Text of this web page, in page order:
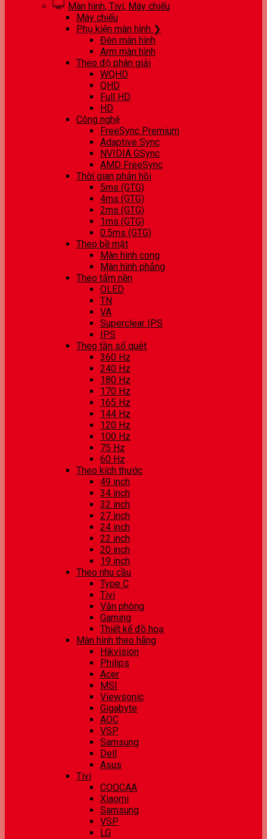
Màn hình, Tivi, Máy chiếu
Máy chiếu
Phụ kiện màn hình ❯
Đèn màn hình
Arm màn hình
Theo độ phân giải
WQHD
QHD
Full HD
HD
Công nghệ
FreeSync Premium
Adaptive Sync
NVIDIA GSync
AMD FreeSync
Thời gian phản hồi
5ms (GTG)
4ms (GTG)
2ms (GTG)
1ms (GTG)
0.5ms (GTG)
Theo bề mặt
Màn hình cong
Màn hình phẳng
Theo tấm nền
OLED
TN
VA
Superclear IPS
IPS
Theo tần số quét
360 Hz
240 Hz
180 Hz
170 Hz
165 Hz
144 Hz
120 Hz
100 Hz
75 Hz
60 Hz
Theo kích thước
49 inch
34 inch
32 inch
27 inch
24 inch
22 inch
20 inch
19 inch
Theo nhu cầu
Type C
Tivi
Văn phòng
Gaming
Thiết kế đồ hoạ
Màn hình theo hãng
Hikvision
Philips
Acer
MSI
Viewsonic
Gigabyte
AOC
VSP
Samsung
Dell
Asus
Tivi
COOCAA
Xiaomi
Samsung
VSP
LG